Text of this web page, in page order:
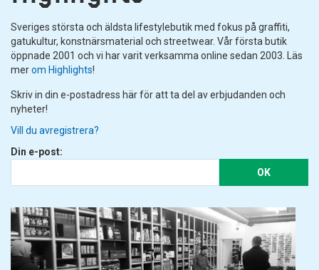
Sveriges största och äldsta lifestylebutik med fokus på graffiti,
gatukultur, konstnärsmaterial och streetwear. Vår första butik
öppnade 2001 och vi har varit verksamma online sedan 2003. Läs
merom Highlights!
Skriv in din e-postadress här för att ta del av erbjudanden och
nyheter!
Vill du avregistrera?
Din e-post:
OK